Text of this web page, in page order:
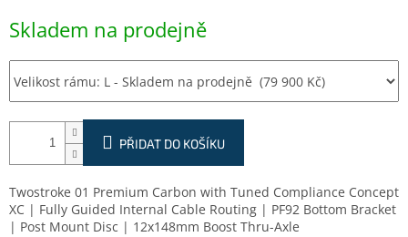
cena:
Skladem na prodejně
PŘIDAT DO KOŠÍKU
Twostroke 01 Premium Carbon with Tuned Compliance Concept
XC | Fully Guided Internal Cable Routing | PF92 Bottom Bracket
| Post Mount Disc | 12x148mm Boost Thru-Axle